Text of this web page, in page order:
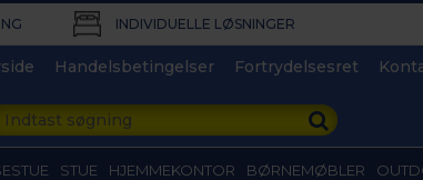
INDIVIDUELLE LØSNINGER​
Handelsbetingelser Fortrydelsesret
STUE HJEMMEKONTOR BØRNEMØBLER